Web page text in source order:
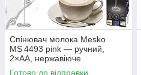
Спінювач молока Mesko
MS 4493 pink — ручний,
2×AA, нержавіюче
змішувальне лезо,
Готово до відправки